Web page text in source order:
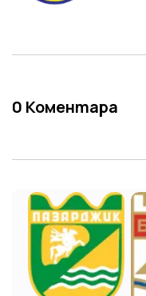
0 Коментара